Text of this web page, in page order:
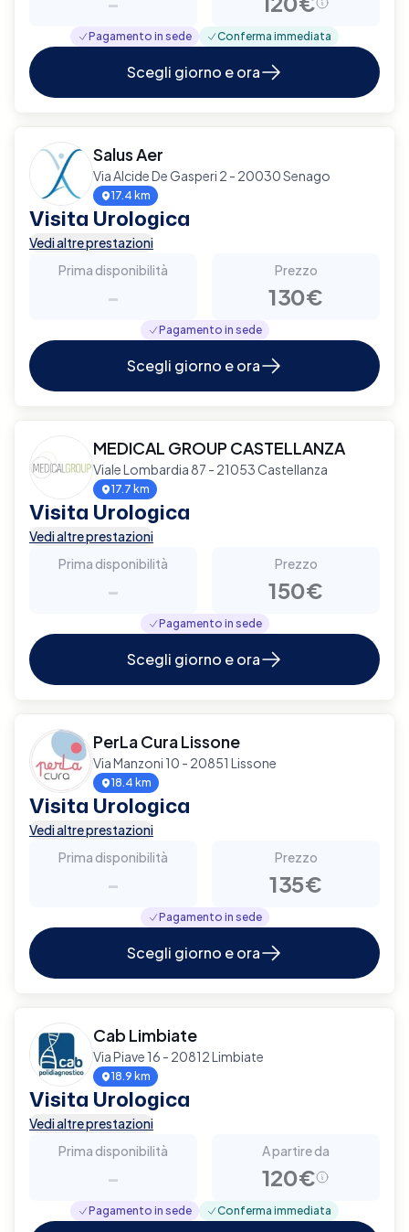
Pagamento in sede Conferma immediata
Scegli giorno e ora
Salus Aer
Via Alcide De Gasperi 2 - 20030 Senago
17.4 km
Visita Urologica
Vedi altre prestazioni
Prima disponibilità
-
Prezzo
130€
Pagamento in sede
Scegli giorno e ora
MEDICAL GROUP CASTELLANZA
Viale Lombardia 87 - 21053 Castellanza
17.7 km
Visita Urologica
Vedi altre prestazioni
Prima disponibilità
-
Prezzo
150€
Pagamento in sede
Scegli giorno e ora
PerLa Cura Lissone
Via Manzoni 10 - 20851 Lissone
18.4 km
Visita Urologica
Vedi altre prestazioni
Prima disponibilità
-
Prezzo
135€
Pagamento in sede
Scegli giorno e ora
Cab Limbiate
Via Piave 16 - 20812 Limbiate
18.9 km
Visita Urologica
Vedi altre prestazioni
Prima disponibilità
-
A partire da
120€
Pagamento in sede Conferma immediata